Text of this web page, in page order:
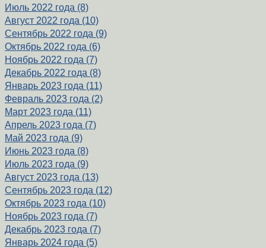
Июль 2022 года (8)
Август 2022 года (10)
Сентябрь 2022 года (9)
Октябрь 2022 года (6)
Ноябрь 2022 года (7)
Декабрь 2022 года (8)
Январь 2023 года (11)
Февраль 2023 года (2)
Март 2023 года (11)
Апрель 2023 года (7)
Май 2023 года (9)
Июнь 2023 года (8)
Июль 2023 года (9)
Август 2023 года (13)
Сентябрь 2023 года (12)
Октябрь 2023 года (10)
Ноябрь 2023 года (7)
Декабрь 2023 года (7)
Январь 2024 года (5)